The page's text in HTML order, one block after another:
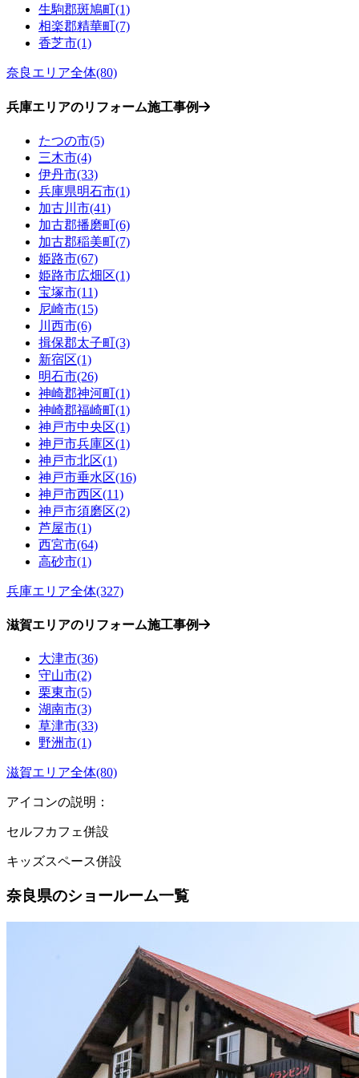
生駒郡斑鳩町(1)
相楽郡精華町(7)
香芝市(1)
奈良エリア全体(80)
兵庫エリアのリフォーム施工事例
たつの市(5)
三木市(4)
伊丹市(33)
兵庫県明石市(1)
加古川市(41)
加古郡播磨町(6)
加古郡稲美町(7)
姫路市(67)
姫路市広畑区(1)
宝塚市(11)
尼崎市(15)
川西市(6)
揖保郡太子町(3)
新宿区(1)
明石市(26)
神崎郡神河町(1)
神崎郡福崎町(1)
神戸市中央区(1)
神戸市兵庫区(1)
神戸市北区(1)
神戸市垂水区(16)
神戸市西区(11)
神戸市須磨区(2)
芦屋市(1)
西宮市(64)
高砂市(1)
兵庫エリア全体(327)
滋賀エリアのリフォーム施工事例
大津市(36)
守山市(2)
栗東市(5)
湖南市(3)
草津市(33)
野洲市(1)
滋賀エリア全体(80)
アイコンの説明：
セルフカフェ併設
キッズスペース併設
奈良県のショールーム一覧